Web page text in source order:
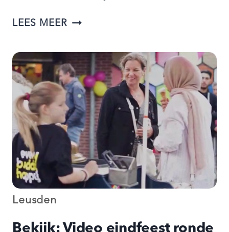
LEES MEERBEKIJK:
VERHAAL
VAN
OMNIA
EN
CORINE
Leusden
Bekijk: Video eindfeest ronde